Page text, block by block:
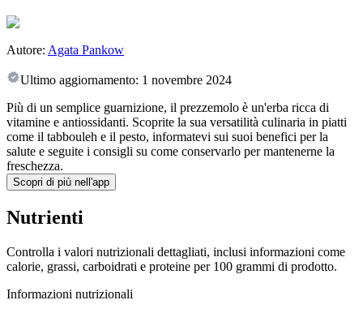
Autore: Agata Pankow
Ultimo aggiornamento: 1 novembre 2024
Più di un semplice guarnizione, il prezzemolo è un'erba ricca di
vitamine e antiossidanti. Scoprite la sua versatilità culinaria in piatti
come il tabbouleh e il pesto, informatevi sui suoi benefici per la
salute e seguite i consigli su come conservarlo per mantenerne la
freschezza.
Scopri di più nell'app
Nutrienti
Controlla i valori nutrizionali dettagliati, inclusi informazioni come
calorie, grassi, carboidrati e proteine per 100 grammi di prodotto.
Informazioni nutrizionali